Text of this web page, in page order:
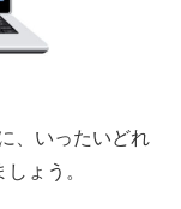
、いったいどれ
ょう。